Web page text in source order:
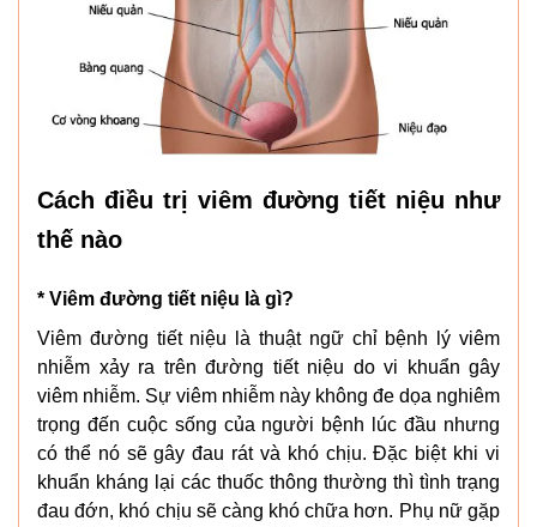
Cách điều trị viêm đường tiết niệu như
thế nào
* Viêm đường tiết niệu là gì?
Viêm đường tiết niệu là thuật ngữ chỉ bệnh lý viêm
nhiễm xảy ra trên đường tiết niệu do vi khuẩn gây
viêm nhiễm. Sự viêm nhiễm này không đe dọa nghiêm
trọng đến cuộc sống của người bệnh lúc đầu nhưng
có thể nó sẽ gây đau rát và khó chịu. Đặc biệt khi vi
khuẩn kháng lại các thuốc thông thường thì tình trạng
đau đớn, khó chịu sẽ càng khó chữa hơn. Phụ nữ gặp